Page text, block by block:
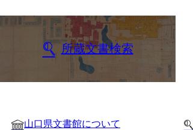
所蔵文書検索
山口県文書館について